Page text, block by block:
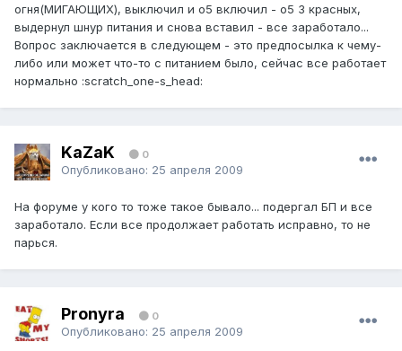
огня(МИГАЮЩИХ), выключил и о5 включил - о5 3 красных,
выдернул шнур питания и снова вставил - все заработало...
Вопрос заключается в следующем - это предпосылка к чему-
либо или может что-то с питанием было, сейчас все работает
нормально :scratch_one-s_head:
KaZaK 0
Опубликовано: 25 апреля 2009
На форуме у кого то тоже такое бывало... подергал БП и все
заработало. Если все продолжает работать исправно, то не
парься.
Pronyra 0
Опубликовано: 25 апреля 2009